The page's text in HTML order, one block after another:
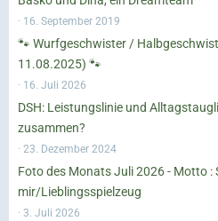
16. September 2019
🐾 Wurfgeschwister /
11.08.2025) 🐾
16. Juli 2026
DSH: Leistungslinie und
zusammen?
23. Dezember 2024
Foto des Monats Juli 2026 - Motto :
mir/Lieblingsspielzeug
3. Juli 2026